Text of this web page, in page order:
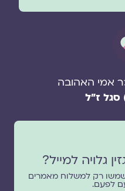
אמי האהובה
סגל ז"ל
גלויה למייל?
רק למשלוח מאמרים
לפעם.